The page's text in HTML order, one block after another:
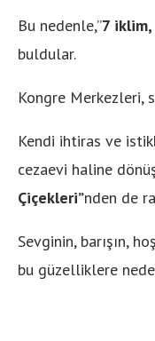
Bu nedenle,”7 iklim,
buldular.
Kongre Merkezleri,
Kendi ihtiras ve
cezaevi haline
Çiçekleri”nden de
Sevginin, barışın,
bu güzelliklere